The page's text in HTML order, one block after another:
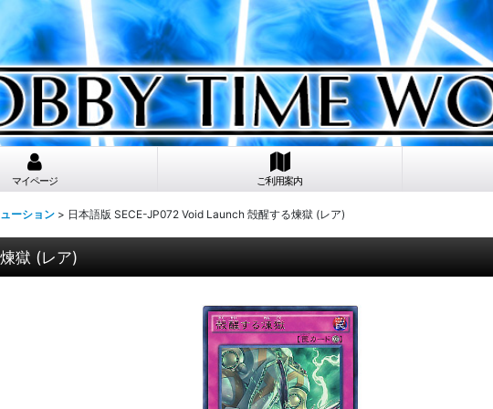
マイページ ご利用案内
ーション > 日本語版 SECE-JP072 Void Launch 殻醒する煉獄 (レア)
獄 (レア)